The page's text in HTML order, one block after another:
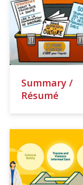
Summary /
Résumé